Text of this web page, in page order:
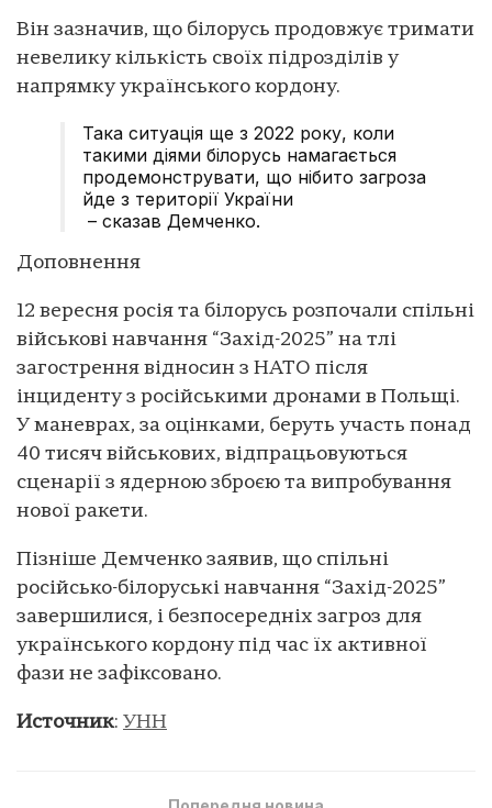
Він зазначив, що білорусь продовжує тримати
невелику кількість своїх підрозділів у
напрямку українського кордону.
Така ситуація ще з 2022 року, коли
такими діями білорусь намагається
продемонструвати, що нібито загроза
йде з території України
– сказав Демченко.
Доповнення
12 вересня росія та білорусь розпочали спільні
військові навчання “Захід-2025” на тлі
загострення відносин з НАТО після
інциденту з російськими дронами в Польщі.
У маневрах, за оцінками, беруть участь понад
40 тисяч військових, відпрацьовуються
сценарії з ядерною зброєю та випробування
нової ракети.
Пізніше Демченко заявив, що спільні
російсько-білоруські навчання “Захід-2025”
завершилися, і безпосередніх загроз для
українського кордону під час їх активної
фази не зафіксовано.
Источник: УНН